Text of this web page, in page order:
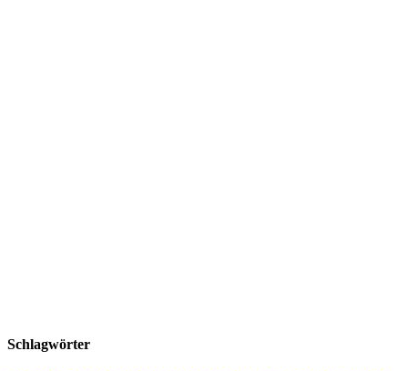
Schlagwörter